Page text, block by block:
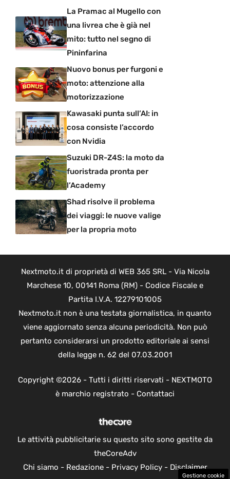
La Pramac al Mugello con
una livrea che è già nel
mito: tutto nel segno di
Pininfarina
Nuovo bonus per furgoni e
moto: attenzione alla
motorizzazione
Kawasaki punta sull’AI: in
cosa consiste l’accordo
con Nvidia
Suzuki DR-Z4S: la moto da
fuoristrada pronta per
l’Academy
Shad risolve il problema
dei viaggi: le nuove valige
per la propria moto
Nextmoto.it di proprietà di WEB 365 SRL - Via Nicola
Marchese 10, 00141 Roma (RM) - Codice Fiscale e
Partita I.V.A. 12279101005
Nextmoto.it non è una testata giornalistica, in quanto
viene aggiornato senza alcuna periodicità. Non può
pertanto considerarsi un prodotto editoriale ai sensi
della legge n. 62 del 07.03.2001
Copyright ©2026 - Tutti i diritti riservati - NEXTMOTO
è marchio registrato - Contattaci
Le attività pubblicitarie su questo sito sono gestite da
theCoreAdv
Chi siamo - Redazione- Privacy Policy- Disclaimer
Gestione cookie